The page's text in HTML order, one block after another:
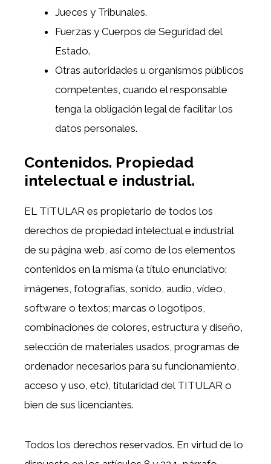
Jueces y Tribunales.
Fuerzas y Cuerpos de Seguridad del
Estado.
Otras autoridades u organismos públicos
competentes, cuando el responsable
tenga la obligación legal de facilitar los
datos personales.
Contenidos. Propiedad
intelectual e industrial.
EL TITULAR es propietario de todos los
derechos de propiedad intelectual e industrial
de su página web, así como de los elementos
contenidos en la misma (a título enunciativo:
imágenes, fotografías, sonido, audio, vídeo,
software o textos; marcas o logotipos,
combinaciones de colores, estructura y diseño,
selección de materiales usados, programas de
ordenador necesarios para su funcionamiento,
acceso y uso, etc), titularidad del TITULAR o
bien de sus licenciantes.
Todos los derechos reservados. En virtud de lo